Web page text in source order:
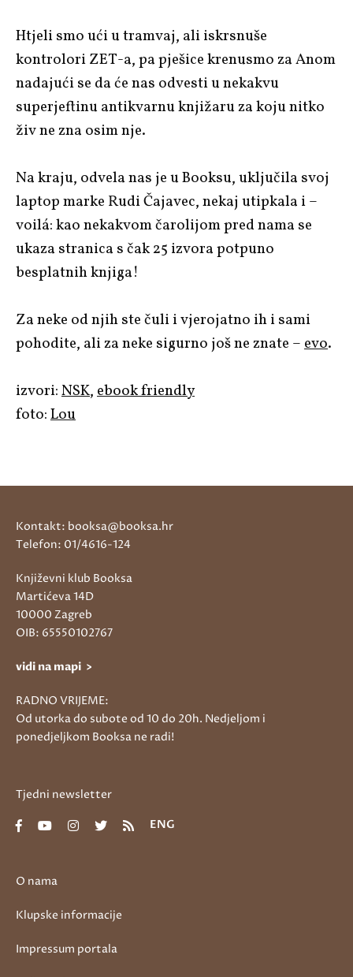
Htjeli smo ući u tramvaj, ali iskrsnuše
kontrolori ZET-a, pa pješice krenusmo za Anom
nadajući se da će nas odvesti u nekakvu
superjeftinu antikvarnu knjižaru za koju nitko
živ ne zna osim nje.
Na kraju, odvela nas je u Booksu, uključila svoj
laptop marke Rudi Čajavec, nekaj utipkala i –
voilá: kao nekakvom čarolijom pred nama se
ukaza stranica s čak 25 izvora potpuno
besplatnih knjiga!
Za neke od njih ste čuli i vjerojatno ih i sami
pohodite, ali za neke sigurno još ne znate –evo.
izvori:NSK,ebook friendly
foto:Lou
O nama
Klupske informacije
Impressum portala
Kontakt: booksa@booksa.hr
Telefon: 01/4616-124
Književni klub Booksa
Martićeva 14D
10000 Zagreb
OIB: 65550102767
vidi na mapi >
RADNO VRIJEME:
Od utorka do subote od 10 do 20h. Nedjeljom i
ponedjeljkom Booksa ne radi!
Tjedni newsletter
ENG